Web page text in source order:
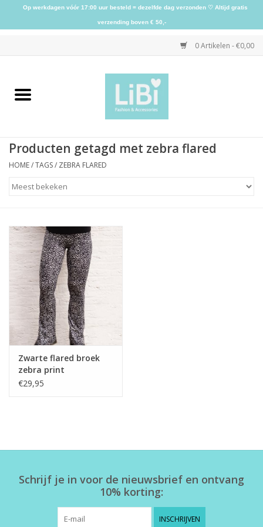
0 Artikelen - €0,00
Home
Schoenen
Sieraden
Accessoires
Home deco
SALE
Herensokken
Producten getagd met zebra flared
HOME/TAGS/ ZEBRA FLARED
Zwarte flared broek
zebra print
€29,95
Schrijf je in voor de nieuwsbrief en ontvang
10% korting:
INSCHRIJVEN
Op werkdagen vóór 17:00 uur besteld = dezelfde dag verzonden ♡ Altijd gratis
verzending boven € 50,-